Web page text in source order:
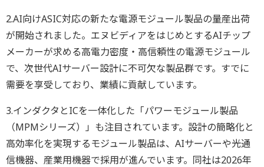
2.AI向けASIC対応の新たな電源モジュール製品の量産出荷
が開始されました。エヌビディアをはじめとするAIチップ
メーカーが求める高電力密度・高信頼性の電源モジュール
で、次世代AIサーバー設計に不可欠な製品群です。すでに
需要を享受しており、業績に貢献しています。
3.インダクタとICを一体化した「パワーモジュール製品
（MPMシリーズ）」も注目されています。設計の簡略化と
高効率化を実現するモジュール製品は、AIサーバーや光通
信機器、産業用機器で採用が進んでいます。同社は2026年